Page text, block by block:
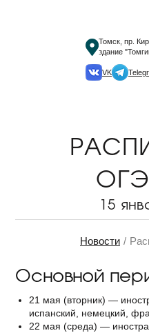
Томск, пр.
здание
VK
15
Новости
Основной
21 мая (вторник) —
испанский, немецкий,
22 мая (среда) —